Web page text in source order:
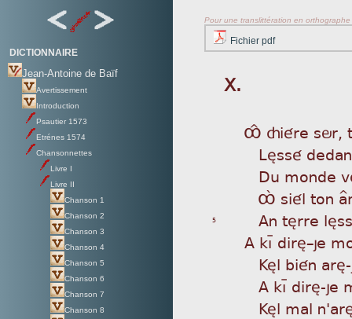
DICTIONNAIRE
Jean-Antoine de Baïf
Avertissement
Introduction
Psautier 1573
Etrénes 1574
Chansonnettes
Livre I
Livre II
Chanson 1
Chanson 2
Chanson 3
Chanson 4
Chanson 5
Chanson 6
Chanson 7
Chanson 8
Pour une translittération en
Fichier pdf
X.
ÔÎ çiére sör,
Lèssé
Du monde
Ô á siél ton
5 An tèrre
A kìþ dirè_je
Kèl bién
A kìþ dirè-je
Kèl mal